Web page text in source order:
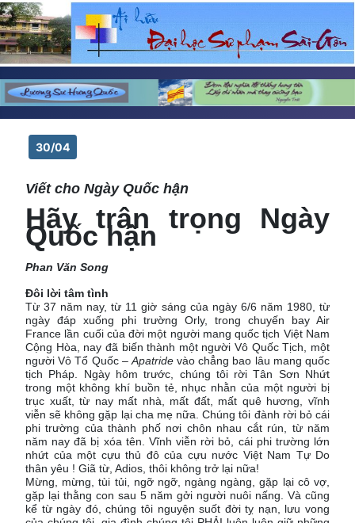
30/04
Viết cho Ngày Quốc hận
Hãy trân trọng Ngày
Quốc hận
Phan Văn Song
Đôi lời tâm tình
Từ 37 năm nay, từ 11 giờ sáng của ngày 6/6 năm 1980, từ
ngày đáp xuống phi trường Orly, trong chuyến bay Air
France lần cuối của đời một người mang quốc tịch Việt Nam
Cộng Hòa, nay đã biến thành một người Vô Quốc Tịch, một
người Vô Tổ Quốc – Apatridevào chẳng bao lâu mang quốc
tịch Pháp. Ngày hôm trước, chúng tôi rời Tân Sơn Nhứt
trong một không khí buồn tẻ, nhục nhằn của một người bị
trục xuất, từ nay mất nhà, mất đất, mất quê hương, vĩnh
viễn sẽ không gặp lại cha mẹ nữa. Chúng tôi đành rời bỏ cái
phi trường của thành phố nơi chôn nhau cắt rún, từ năm
năm nay đã bị xóa tên. Vĩnh viễn rời bỏ, cái phi trường lớn
nhứt của một cựu thủ đô của cựu nước Việt Nam Tự Do
thân yêu ! Giã từ, Adios, thôi không trở lại nữa!
Mừng, mừng, tùi tủi, ngỡ ngỡ, ngàng ngàng, gặp lại cô vợ,
gặp lại thằng con sau 5 năm gởi người nuôi nấng. Và cũng
kể từ ngày đó, chúng tôi nguyện suốt đời tỵ nạn, lưu vong